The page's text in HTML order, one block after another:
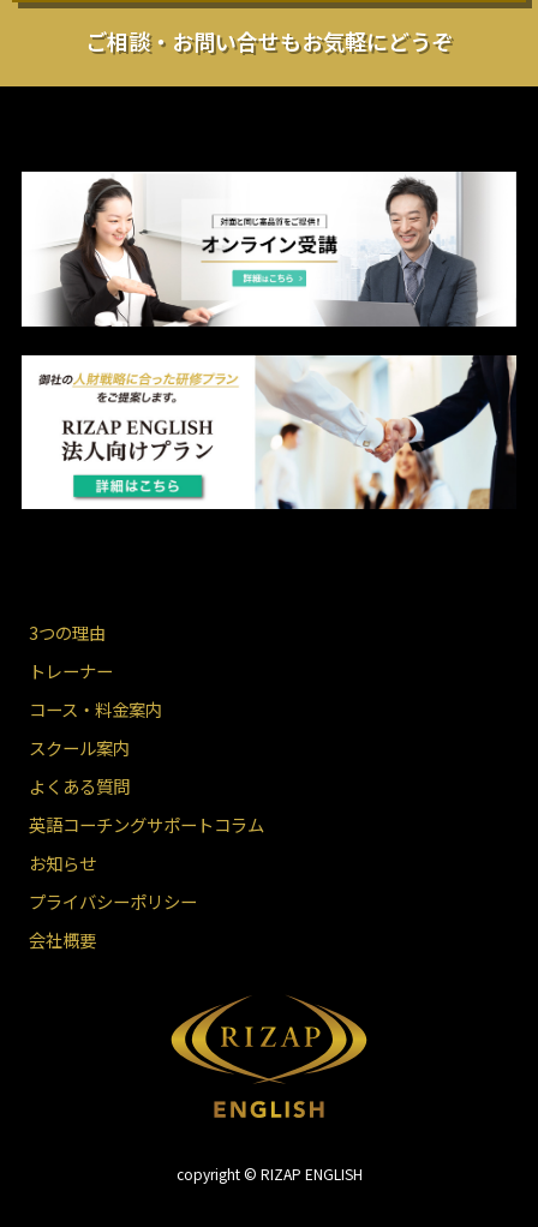
ご相談・お問い合せもお気軽にどうぞ
3つの理由
トレーナー
コース・料金案内
スクール案内
よくある質問
英語コーチングサポートコラム
お知らせ
プライバシーポリシー
会社概要
copyright © RIZAP ENGLISH